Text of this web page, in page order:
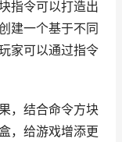
指令可以打造出
建一个基于不同
家可以通过指令
，结合命令方块
，给游戏增添更